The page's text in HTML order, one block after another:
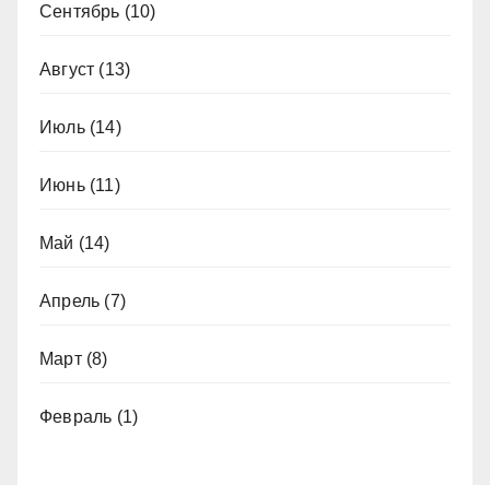
Сентябрь (10)
Август (13)
Июль(14)
Июнь(11)
Май (14)
Апрель (7)
Март(8)
Февраль (1)